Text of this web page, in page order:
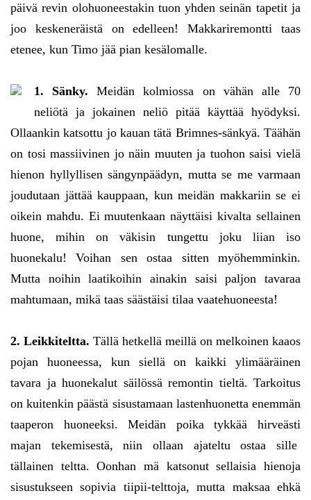
päivä revin olohuoneestakin tuon yhden seinän tapetit ja
joo keskeneräistä on edelleen! Makkariremontti taas
etenee, kun Timo jää pian kesälomalle.
1. Sänky. Meidän kolmiossa on vähän alle 70
neliötä ja jokainen neliö pitää käyttää hyödyksi.
Ollaankin katsottu jo kauan tätä Brimnes-sänkyä. Täähän
on tosi massiivinen jo näin muuten ja tuohon saisi vielä
hienon hyllyllisen sängynpäädyn, mutta se me varmaan
joudutaan jättää kauppaan, kun meidän makkariin se ei
oikein mahdu. Ei muutenkaan näyttäisi kivalta sellainen
huone, mihin on väkisin tungettu joku liian iso
huonekalu! Voihan sen ostaa sitten myöhemminkin.
Mutta noihin laatikoihin ainakin saisi paljon tavaraa
mahtumaan, mikä taas säästäisi tilaa vaatehuoneesta!
2. Leikkiteltta. Tällä hetkellä meillä on melkoinen kaaos
pojan huoneessa, kun siellä on kaikki ylimääräinen
tavara ja huonekalut säilössä remontin tieltä. Tarkoitus
on kuitenkin päästä sisustamaan lastenhuonetta enemmän
taaperon huoneeksi. Meidän poika tykkää hirveästi
majan tekemisestä, niin ollaan ajateltu ostaa sille
tällainen teltta. Oonhan mä katsonut sellaisia hienoja
sisustukseen sopivia tiipii-telttoja, mutta maksaa ehkä